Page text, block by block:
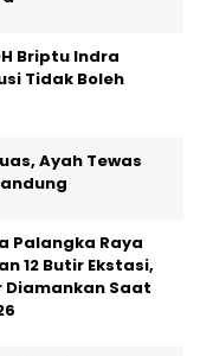
Briptu Indra
Tidak Boleh
Ayah Tewas
Palangka Raya
12 Butir Ekstasi,
Diamankan Saat